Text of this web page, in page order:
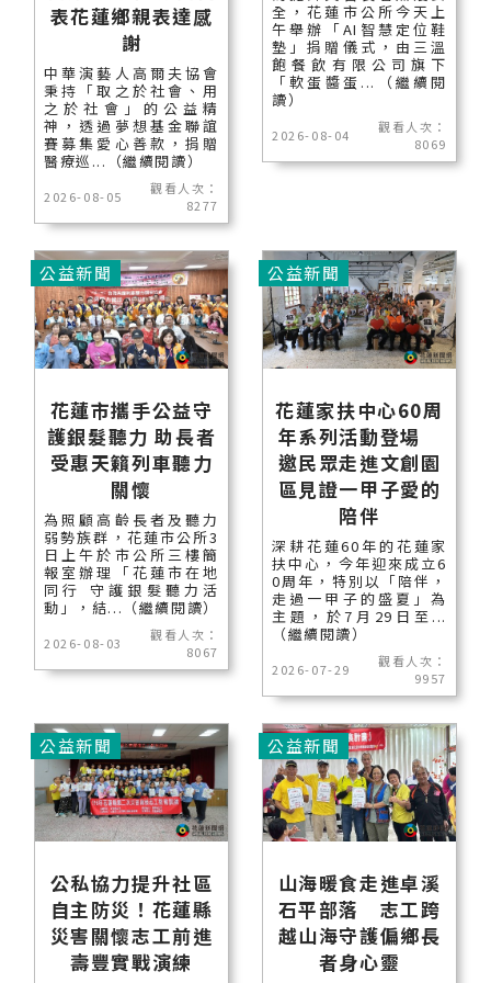
表花蓮鄉親表達感
謝
中華演藝人高爾夫協會
秉持「取之於社會、用
之於社會」的公益精
神，透過夢想基金聯誼
賽募集愛心善款，捐贈
醫療巡...（繼續閱讀）
2026-08-05
觀看人次：
8277
全，花蓮市公所今天上
午舉辦「AI智慧定位鞋
墊」捐贈儀式，由三溫
飽餐飲有限公司旗下
「軟蛋醬蛋...（繼續閱
讀）
2026-08-04
觀看人次：
8069
花蓮市攜手公益守
護銀髮聽力 助長者
受惠天籟列車聽力
關懷
為照顧高齡長者及聽力
弱勢族群，花蓮市公所3
日上午於市公所三樓簡
報室辦理「花蓮市在地
同行 守護銀髮聽力活
動」，結...（繼續閱讀）
2026-08-03
觀看人次：
8067
公益新聞
花蓮家扶中心60周
年系列活動登場
邀民眾走進文創園
區見證一甲子愛的
陪伴
深耕花蓮60年的花蓮家
扶中心，今年迎來成立6
0周年，特別以「陪伴，
走過一甲子的盛夏」為
主題，於7月29日至...
（繼續閱讀）
2026-07-29
觀看人次：
9957
公益新聞
公私協力提升社區
自主防災！花蓮縣
災害關懷志工前進
壽豐實戰演練
公益新聞
山海暖食走進卓溪
石平部落 志工跨
越山海守護偏鄉長
者身心靈
公益新聞